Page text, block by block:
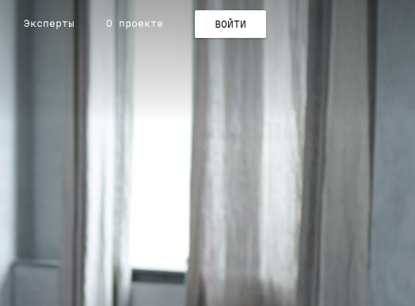
Эксперты О проекте ВОЙТИ